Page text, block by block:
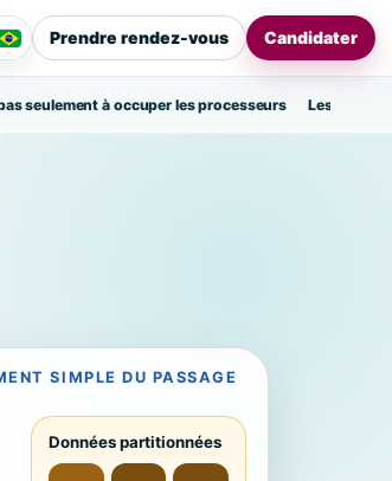
Prendre rendez-vous Candidater
seulement à occuper les processeurs Les
SIMPLE DU PASSAGE
Données partitionnées